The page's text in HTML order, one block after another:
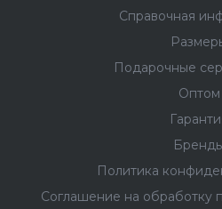
Справочная
Подарочные
Оптом
Политика
Соглашение на обработку